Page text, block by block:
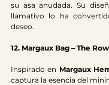
su asa anudada. Su
llamativo lo ha
deseo.
12. Margaux Bag – The
Inspirado en Margaux
captura la esencia del